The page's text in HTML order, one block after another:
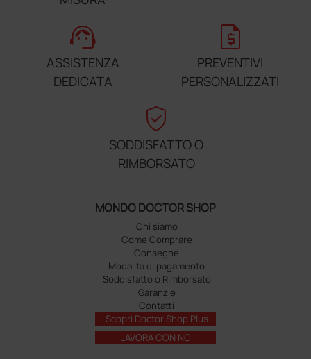
support_agent
ASSISTENZA
DEDICATA
request_quote
PREVENTIVI
PERSONALIZZATI
verified_user
SODDISFATTO O
RIMBORSATO
MONDO DOCTOR SHOP
Chi siamo
Come Comprare
Consegne
Modalità di pagamento
Soddisfatto o Rimborsato
Garanzie
Contatti
Scopri Doctor Shop Plus
LAVORA CON NOI